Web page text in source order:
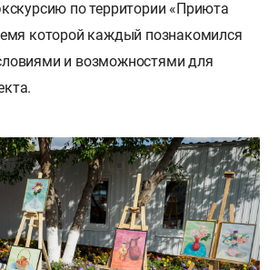
по территории «Приюта
которой каждый познакомился
и возможностями для